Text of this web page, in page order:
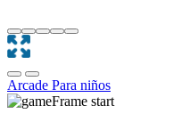
Arcade Para niños